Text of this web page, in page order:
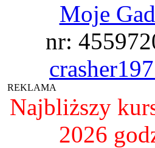
Moje
nr:
REKLAMA
Najbliższy
2026